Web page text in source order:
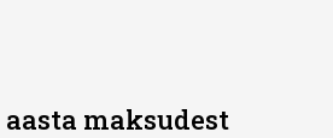
maksudest